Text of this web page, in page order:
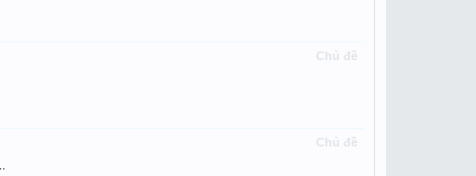
Chủ đề
Chủ đề